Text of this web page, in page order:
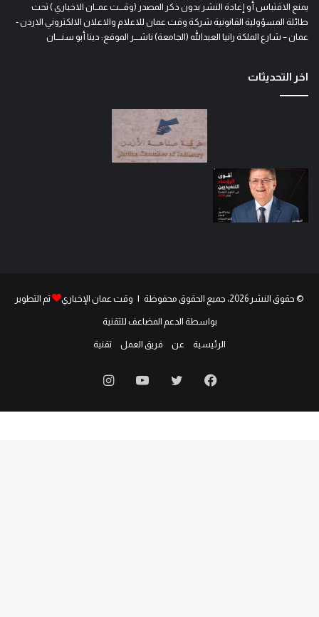
يمنع الاقتباس أو إعادة النشر بدون ذكر المصدر (وقـــت عمــان الاخباري ) تحت
طائلة المسؤولية القانونية شركة وقت عمان للاعلام والاعلان الالكتروني الاردن -
عمان – شارع الملكة رانيا العبدالله (الجامعة) ناشـــر الموقع: دينا أبو سنــــان
اخر التحديثات
© حقوق النشر 2026، جميع الحقوق محفوظة | وقت عمان الإخباري تم التطوير
بواسطة الدعم المضاعف للتقنية
الرئيسية عن فريق العمل تقنية